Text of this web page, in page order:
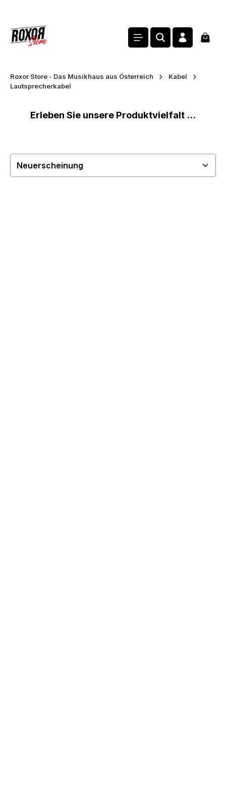
Roxor Store - Das Musikhaus aus Österreich
Kabel
Lautsprecherkabel
Erleben Sie unsere Produktvielfalt ...